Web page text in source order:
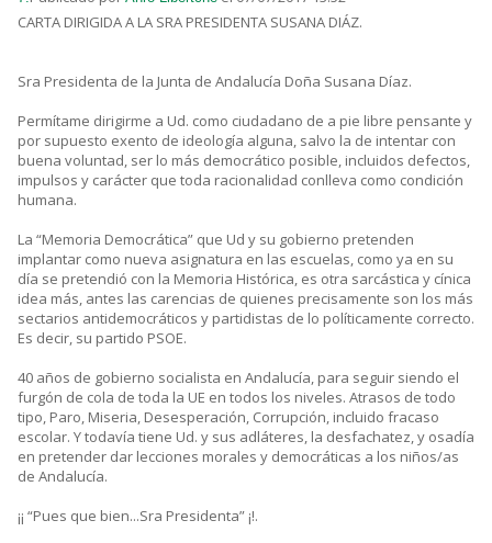
CARTA DIRIGIDA A LA SRA PRESIDENTA SUSANA DIÁZ.
Sra Presidenta de la Junta de Andalucía Doña Susana Díaz.
Permítame dirigirme a Ud. como ciudadano de a pie libre pensante y
por supuesto exento de ideología alguna, salvo la de intentar con
buena voluntad, ser lo más democrático posible, incluidos defectos,
impulsos y carácter que toda racionalidad conlleva como condición
humana.
La “Memoria Democrática” que Ud y su gobierno pretenden
implantar como nueva asignatura en las escuelas, como ya en su
día se pretendió con la Memoria Histórica, es otra sarcástica y cínica
idea más, antes las carencias de quienes precisamente son los más
sectarios antidemocráticos y partidistas de lo políticamente correcto.
Es decir, su partido PSOE.
40 años de gobierno socialista en Andalucía, para seguir siendo el
furgón de cola de toda la UE en todos los niveles. Atrasos de todo
tipo, Paro, Miseria, Desesperación, Corrupción, incluido fracaso
escolar. Y todavía tiene Ud. y sus adláteres, la desfachatez, y osadía
en pretender dar lecciones morales y democráticas a los niños/as
de Andalucía.
¡¡ “Pues que bien...Sra Presidenta” ¡!.